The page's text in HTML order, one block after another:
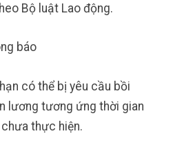
Bộ luật Lao động.
báo
có thể bị yêu cầu bồi
lương tương ứng thời gian
thực hiện.